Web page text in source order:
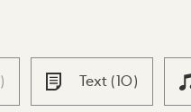
) Text (10)